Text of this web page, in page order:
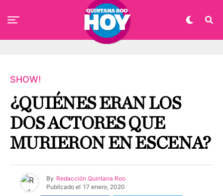
SHOW!
¿QUIÉNES ERAN LOS
DOS ACTORES QUE
MURIERON EN ESCENA?
By Redacción Quintana Roo
Publicado el 17 enero, 2020